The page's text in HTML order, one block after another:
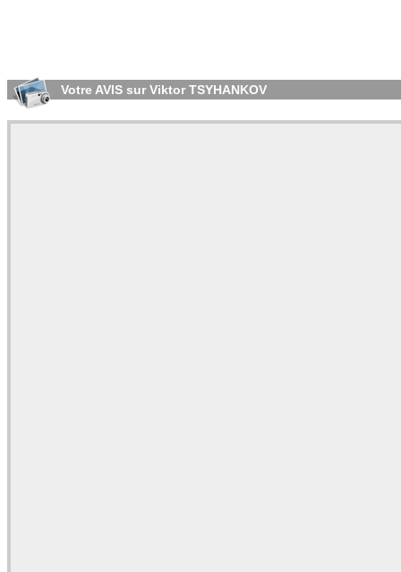
Votre AVIS sur Viktor TSYHANKOV